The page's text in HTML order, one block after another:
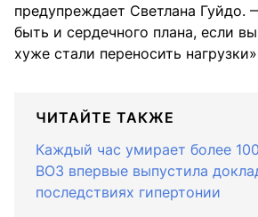
предупреждает Светлана
быть и сердечного плана, если
хуже стали переносить
ЧИТАЙТЕ ТАКЖЕ
Каждый час умирает более
ВОЗ впервые выпустила
последствиях гипертонии